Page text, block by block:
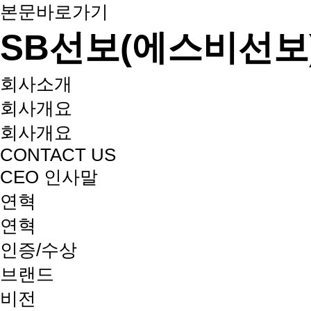
본문바로가기
SB선보(에스비선
회사소개
회사개요
회사개요
CONTACT US
CEO 인사말
연혁
연혁
인증/수상
브랜드
비전